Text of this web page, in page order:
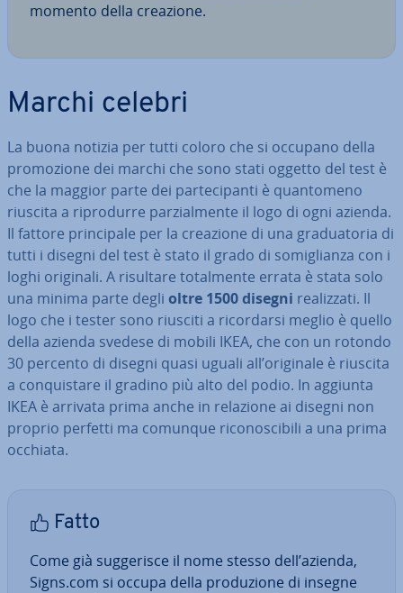
momento della creazione.
Marchi celebri
La buona notizia per tutti coloro che si occupano della
pro­mo­zio­ne dei marchi che sono stati oggetto del test è
che la maggior parte dei par­te­ci­pan­ti è quan­to­me­no
riuscita a ri­pro­dur­re par­zial­men­te il logo di ogni azienda.
Il fattore prin­ci­pa­le per la creazione di una gra­dua­to­ria di
tutti i disegni del test è stato il grado di so­mi­glian­za con i
loghi originali. A risultare to­tal­men­te errata è stata solo
una minima parte degli oltre 1500 disegni rea­liz­za­ti. Il
logo che i tester sono riusciti a ri­cor­dar­si meglio è quello
della azienda svedese di mobili IKEA, che con un rotondo
30 percento di disegni quasi uguali all’originale è riuscita
a con­qui­sta­re il gradino più alto del podio. In aggiunta
IKEA è arrivata prima anche in relazione ai disegni non
proprio perfetti ma comunque ri­co­no­sci­bi­li a una prima
occhiata.
Fatto
Come già sug­ge­ri­sce il nome stesso dell’azienda,
Signs.com si occupa della pro­du­zio­ne di insegne